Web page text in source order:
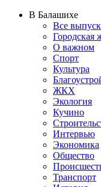
В Балашихе
Все
Городская
О важном
Спорт
Культура
ЖКХ
Экология
Кучино
Интервью
Экономика
Общество
Транспорт